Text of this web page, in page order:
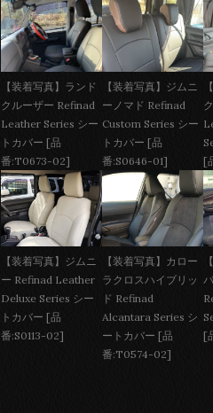
【装着写真】ランド
クルーザー Refinad
Leather Series シー
トカバー [品
番:T0673-02]
【装着写真】ジムニ
ーノマド Refinad
Custom Series シー
トカバー [品
番:S0646-01]
[
【装着写真】ジムニ
ー Refinad Leather
Deluxe Series シー
トカバー [品
番:S0113-02]
【装着写真】カロー
ラクロスハイブリッ
ド Refinad
Alcantara Series シ
ートカバー [品
番:T0574-02]
[